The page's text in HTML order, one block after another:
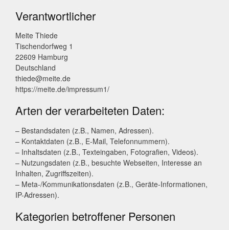
Verantwortlicher
Meite Thiede
Tischendorfweg 1
22609 Hamburg
Deutschland
thiede@meite.de
https://meite.de/impressum1/
Arten der verarbeiteten Daten:
– Bestandsdaten (z.B., Namen, Adressen).
– Kontaktdaten (z.B., E-Mail, Telefonnummern).
– Inhaltsdaten (z.B., Texteingaben, Fotografien, Videos).
– Nutzungsdaten (z.B., besuchte Webseiten, Interesse an
Inhalten, Zugriffszeiten).
– Meta-/Kommunikationsdaten (z.B., Geräte-Informationen,
IP-Adressen).
Kategorien betroffener Personen